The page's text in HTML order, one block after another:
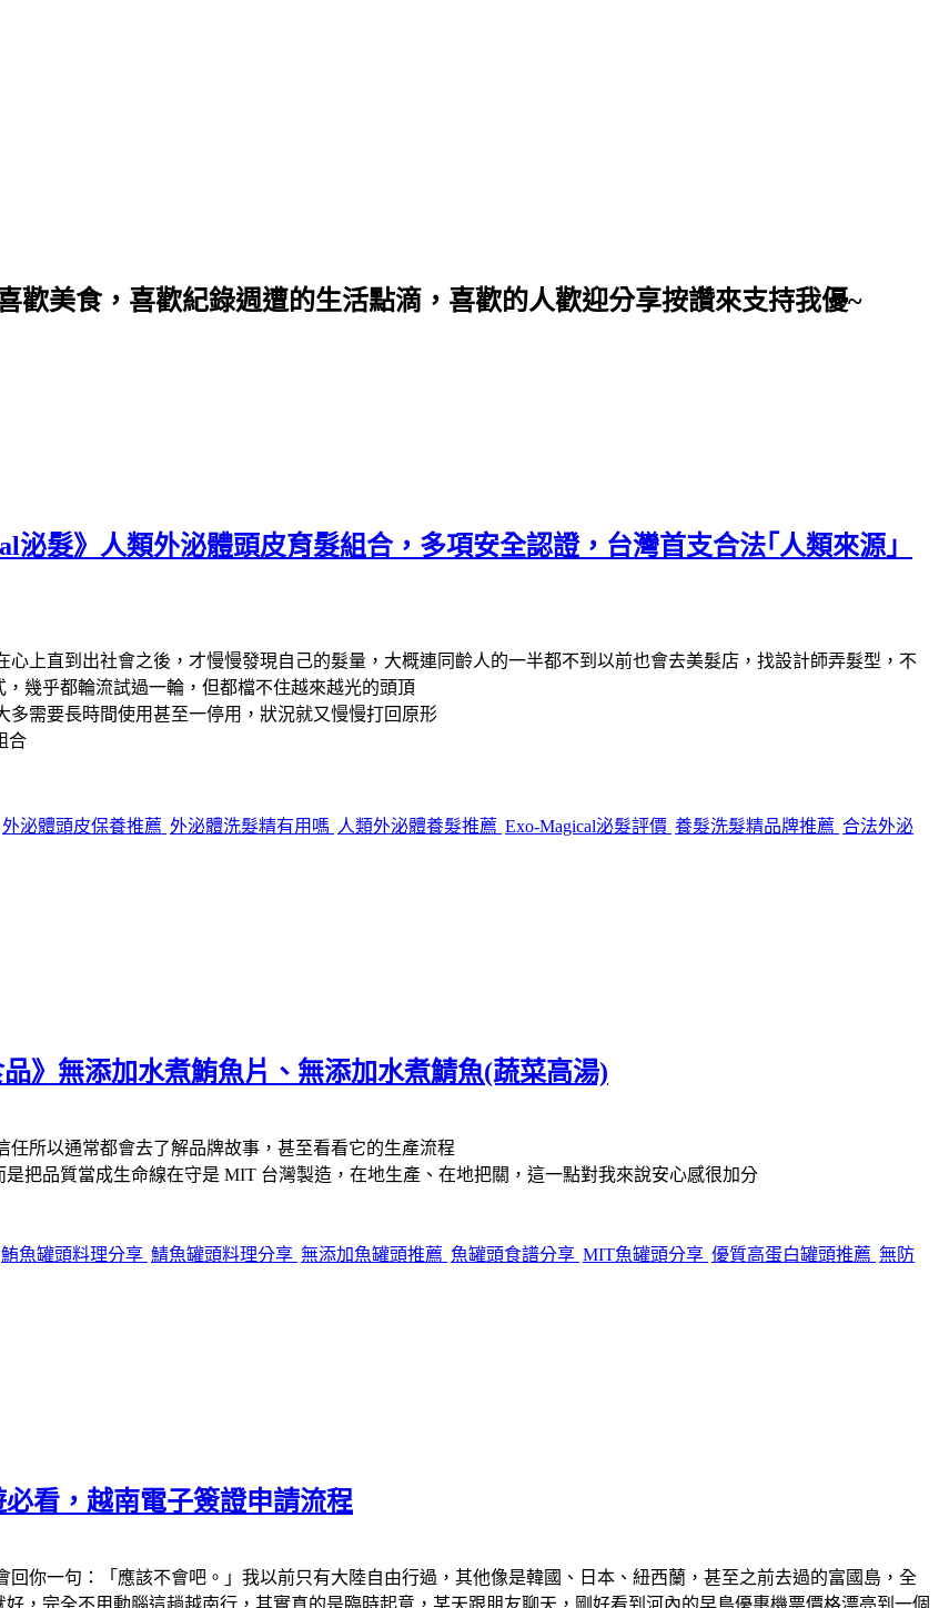
歡美食，喜歡紀錄週遭的生活點滴，喜歡的人歡迎分享按讚來支持我優~
泌髮》人類外泌體頭皮育髮組合，多項安全認證，台灣首支合法｢人類來源」
上直到出社會之後，才慢慢發現自己的髮量，大概連同齡人的一半都不到以前也會去美髮店，找設計師弄髮型，不
幾乎都輪流試過一輪，但都檔不住越來越光的頭頂
需要長時間使用甚至一停用，狀況就又慢慢打回原形
合
外泌體頭皮保養推薦 外泌體洗髮精有用嗎 人類外泌體養髮推薦 Exo-Magical泌髮評價 養髮洗髮精品牌推薦 合法外泌
》無添加水煮鮪魚片、無添加水煮鯖魚(蔬菜高湯)
所以通常都會去了解品牌故事，甚至看看它的生產流程
把品質當成生命線在守是 MIT 台灣製造，在地生產、在地把關，這一點對我來說安心感很加分
鮪魚罐頭料理分享 鯖魚罐頭料理分享 無添加魚罐頭推薦 魚罐頭食譜分享 MIT魚罐頭分享 優質高蛋白罐頭推薦 無防
看，越南電子簽證申請流程
你一句：「應該不會吧。」我以前只有大陸自由行過，其他像是韓國、日本、紐西蘭，甚至之前去過的富國島，全